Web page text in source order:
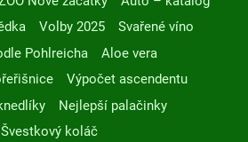
Volby 2025
Svařené víno
Pohlreicha
Aloe vera
Výpočet ascendentu
Nejlepší palačinky
Švestkový koláč